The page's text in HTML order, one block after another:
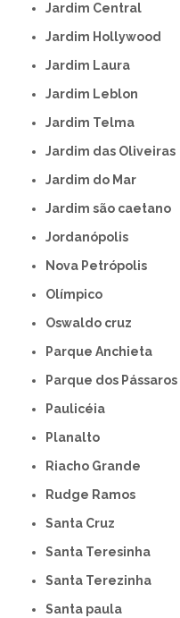
Jardim Central
Jardim Hollywood
Jardim Laura
Jardim Leblon
Jardim Telma
Jardim das Oliveiras
Jardim do Mar
Jardim são caetano
Jordanópolis
Nova Petrópolis
Olímpico
Oswaldo cruz
Parque Anchieta
Parque dos Pássaros
Paulicéia
Planalto
Riacho Grande
Rudge Ramos
Santa Cruz
Santa Teresinha
Santa Terezinha
Santa paula